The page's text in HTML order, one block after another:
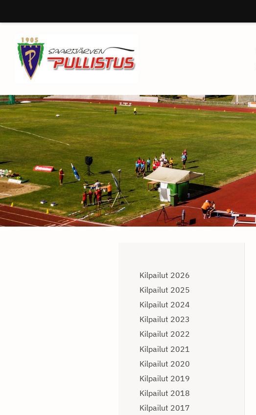
sivun
sisältöön
Saarijärven Pullistus
Kilpailut 2026
Kilpailut 2025
Kilpailut 2024
Kilpailut 2023
Kilpailut 2022
Kilpailut 2021
Kilpailut 2020
Kilpailut 2019
Kilpailut 2018
Kilpailut 2017